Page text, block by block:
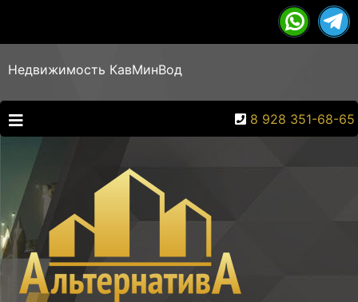
Недвижимость КавМинВод
8 928 351-68-65